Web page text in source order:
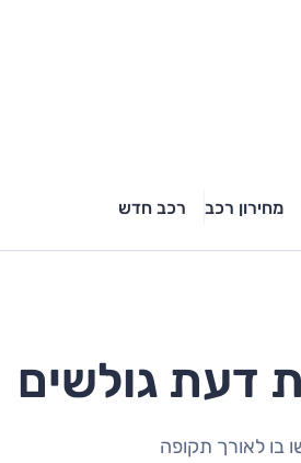
מחירון רכב רכב חדש
בו לאורך תקופה